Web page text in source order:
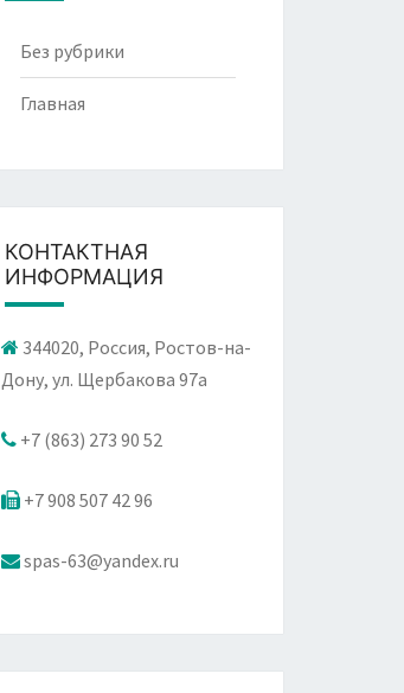
Без рубрики
Главная
КОНТАКТНАЯ
ИНФОРМАЦИЯ
344020, Россия, Ростов-на-
Дону, ул. Щербакова 97а
+7 (863) 273 90 52
+7 908 507 42 96
spas-63@yandex.ru